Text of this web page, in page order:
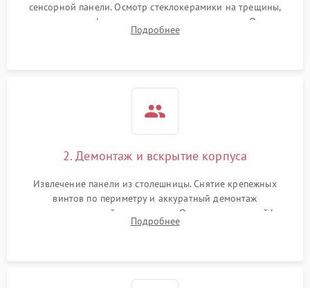
сенсорной панели. Осмотр стеклокерамики на трещины,
проверка конфорок на равномерность нагрева. Опрос
клиента о симптомах (не включается, не видит посуду,
Подробнее
2. Демонтаж и вскрытие корпуса
Извлечение панели из столешницы. Снятие крепежных
винтов по периметру и аккуратный демонтаж
стеклокерамической поверхности. Отсоединение шлейфов
сенсорного блока для доступа к силовым платам, катушкам
Подробнее